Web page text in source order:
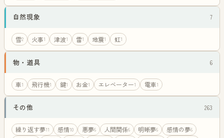
自然現象 7
雪2 火事1 津波1 雷1 地震1 虹1
物・道具 6
車1 飛行機1 鍵1 お金1 エレベーター1 電車1
その他 263
繰り返す夢11 感情10 悪夢6 人間関係6 明晰夢6 感情の夢6